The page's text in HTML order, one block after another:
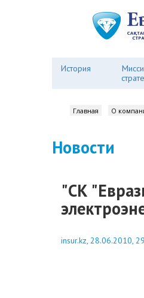
История
Главная О
Новости
"СК
insur.kz, 28.06.2010,